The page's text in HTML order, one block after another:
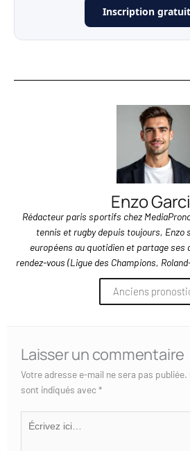
Inscription
Enzo
Rédacteur paris sportifs chez
tennis et rugby depuis toujours, Enzo
européens au quotidien et partage ses
rendez-vous (Ligue des Champions,
Anciens
Laisser un commentaire
Votre adresse e-mail ne sera pas publiée.
sont indiqués avec*
Écrivez
ici…